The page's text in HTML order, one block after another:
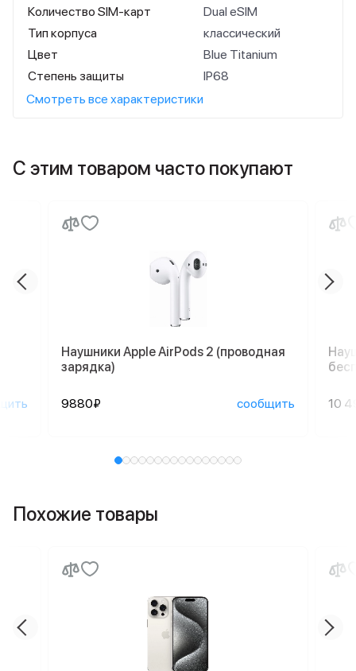
Количество SIM-карт
Dual eSIM
Тип корпуса
классический
Цвет
Blue Titanium
Степень защиты
IP68
Смотреть все характеристики
С этим товаром часто покупают
Наушники Apple AirPods 2 (проводная
зарядка)
9880₽ сообщить 10
Похожие товары